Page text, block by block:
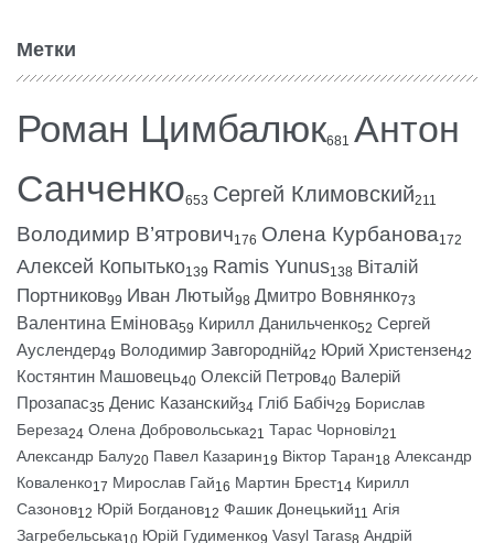
Метки
Роман Цимбалюк681 Антон
Санченко653 Сергей Климовский211
Володимир В’ятрович176 Олена Курбанова172
Алексей Копытько139 Ramis Yunus138 Віталій
Портников99 Иван Лютый98 Дмитро Вовнянко73
Валентина Емінова59 Кирилл Данильченко52 Сергей
Ауслендер49 Володимир Завгородній42 Юрий Христензен42
Костянтин Машовець40 Олексій Петров40 Валерій
Прозапас35 Денис Казанский34 Гліб Бабіч29 Борислав
Береза24 Олена Добровольська21 Тарас Чорновіл21
Александр Балу20 Павел Казарин19 Віктор Таран18 Александр
Коваленко17 Мирослав Гай16 Мартин Брест14 Кирилл
Сазонов12 Юрій Богданов12 Фашик Донецький11 Агія
Загребельська10 Юрій Гудименко9 Vasyl Taras8 Андрій